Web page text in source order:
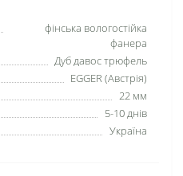
унікальний
шкідливих речовин!
адже
матеріалів. Тому ви
його у дитячій кімнаті!
Alber Standart Дуб давос
а це в свою чергу
у створенні вашого
фінська вологостійка
фанера
Дуб давос трюфель
EGGER (Австрія)
22 мм
5-10 днів
Україна